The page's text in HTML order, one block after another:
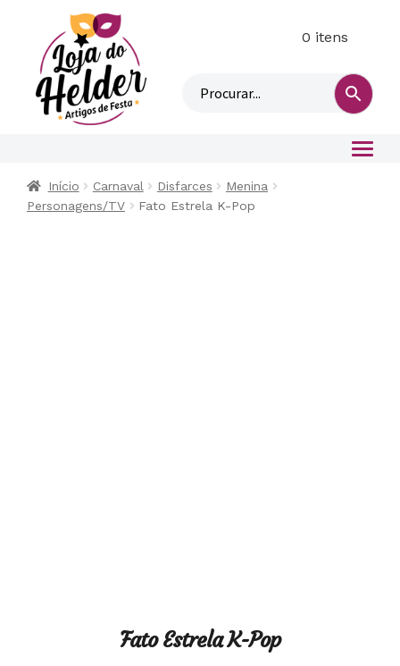
0 itens
Início Carnaval Disfarces
Menina
Personagens/TV
Fato Estrela K-Pop
Fato Estrela K-Pop